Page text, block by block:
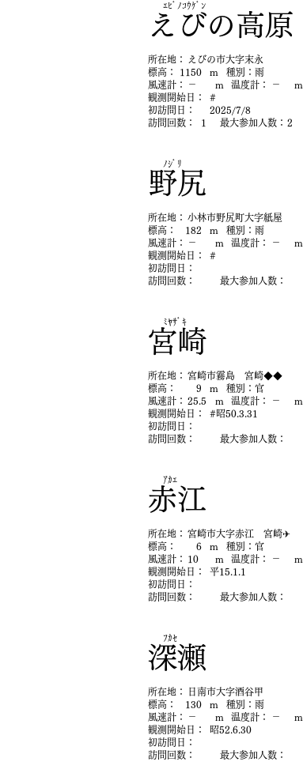
えびの高原
ｴﾋﾞﾉｺｳｹﾞﾝ
​所在地：
えびの市大字末永
​標高：
1150 m ​種別： 雨
​風速計：
－ m ​温度計： －
m
​観測開始日：
#
初​訪問日：
2025/7/8
最大参加人数：
​訪問回数： 2
1
野尻
ﾉｼﾞﾘ
​所在地： 小林市野尻町大字紙屋
​標高：
182 m ​種別： 雨
​風速計：
－ m ​温度計： －
m
​観測開始日：
#
初​訪問日：
最大参加人数：
​訪問回数：
宮崎
ﾐﾔｻﾞｷ
​所在地： 宮崎市霧島 宮崎◆◆
​標高：
9 m ​種別： 官
​風速計： 25.5 m ​温度計： －
m
​観測開始日：
#昭50.3.31
初​訪問日：
最大参加人数：
​訪問回数：
赤江
ｱｶｴ
​所在地： 宮崎市大字赤江 宮崎✈
​標高：
6 m ​種別： 官
​風速計：
10 m ​温度計： －
m
​観測開始日：
平15.1.1
初​訪問日：
最大参加人数：
​訪問回数：
深瀬
ﾌｶｾ
​所在地：
日南市大字酒谷甲
​標高：
130 m ​種別： 雨
​風速計：
－ m ​温度計： －
m
​観測開始日：
昭52.6.30
初​訪問日：
最大参加人数：
​訪問回数：